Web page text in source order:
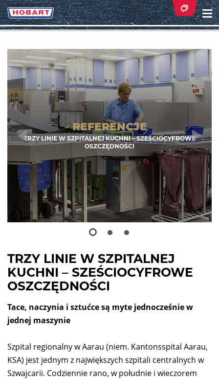
REFERENCJE
TRZY LINIE W SZPITALNEJ KUCHNI – SZEŚCIOCYFROWE
OSZCZĘDNOŚCI
Zurück
TRZY LINIE W SZPITALNEJ
KUCHNI – SZEŚCIOCYFROWE
OSZCZĘDNOŚCI
Tace, naczynia i sztućce są myte jednocześnie w
jednej maszynie
Szpital regionalny w Aarau (niem. Kantonsspital Aarau,
KSA) jest jednym z największych szpitali centralnych w
Szwajcarii. Codziennie rano, w południe i wieczorem